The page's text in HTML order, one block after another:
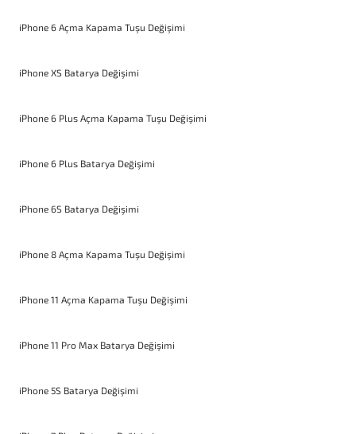
iPhone 6 Açma Kapama Tuşu Değişimi
iPhone XS Batarya Değişimi
iPhone 6 Plus Açma Kapama Tuşu Değişimi
iPhone 6 Plus Batarya Değişimi
iPhone 6S Batarya Değişimi
iPhone 8 Açma Kapama Tuşu Değişimi
iPhone 11 Açma Kapama Tuşu Değişimi
iPhone 11 Pro Max Batarya Değişimi
iPhone 5S Batarya Değişimi